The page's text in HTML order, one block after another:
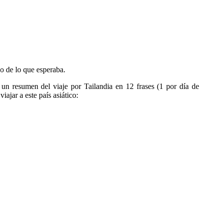
de lo que esperaba.
resumen del viaje por Tailandia en 12 frases (1 por día de
a este país asiático: